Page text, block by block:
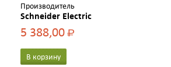
Производитель
Schneider Electric
5 388,00Р
В корзину